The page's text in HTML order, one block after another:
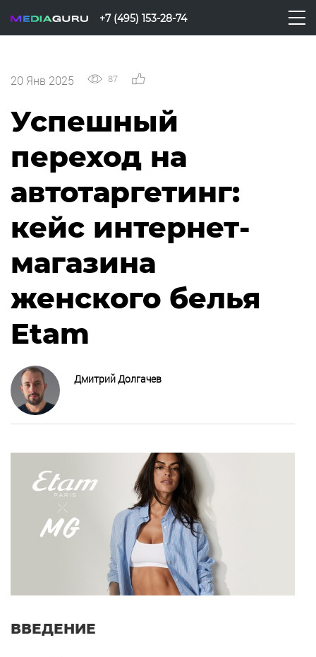
+7 (495) 153-28-74
20 Янв 2025 87
Успешный
переход на
автотаргетинг:
кейс интернет-
магазина
женского белья
Etam
Дмитрий Долгачев
ВВЕДЕНИЕ